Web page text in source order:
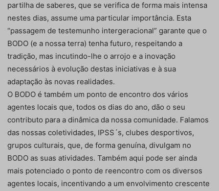
partilha de saberes, que se verifica de forma mais intensa
nestes dias, assume uma particular importância. Esta
“passagem de testemunho intergeracional” garante que o
BODO (e a nossa terra) tenha futuro, respeitando a
tradição, mas incutindo-lhe o arrojo e a inovação
necessários à evolução destas iniciativas e à sua
adaptação às novas realidades.
O BODO é também um ponto de encontro dos vários
agentes locais que, todos os dias do ano, dão o seu
contributo para a dinâmica da nossa comunidade. Falamos
das nossas coletividades, IPSS´s, clubes desportivos,
grupos culturais, que, de forma genuína, divulgam no
BODO as suas atividades. Também aqui pode ser ainda
mais potenciado o ponto de reencontro com os diversos
agentes locais, incentivando a um envolvimento crescente